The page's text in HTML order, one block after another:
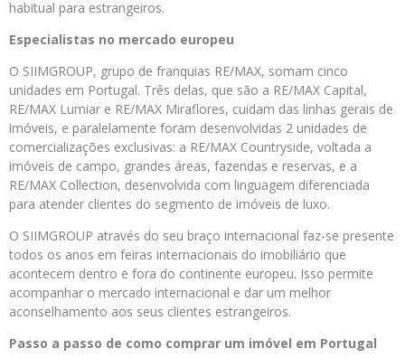
habitual para estrangeiros.
Especialistas no mercado europeu
O SIIMGROUP, grupo de franquias RE/MAX, somam cinco
unidades em Portugal. Três delas, que são a RE/MAX Capital,
RE/MAX Lumiar e RE/MAX Miraflores, cuidam das linhas gerais de
imóveis, e paralelamente foram desenvolvidas 2 unidades de
comercializações exclusivas: a RE/MAX Countryside, voltada a
imóveis de campo, grandes áreas, fazendas e reservas, e a
RE/MAX Collection, desenvolvida com linguagem diferenciada
para atender clientes do segmento de imóveis de luxo.
O SIIMGROUP através do seu braço internacional faz-se presente
todos os anos em feiras internacionais do imobiliário que
acontecem dentro e fora do continente europeu. Isso permite
acompanhar o mercado internacional e dar um melhor
aconselhamento aos seus clientes estrangeiros.
Passo a passo de como comprar um imóvel em Portugal